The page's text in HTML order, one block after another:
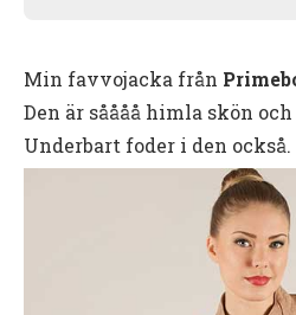
Min favvojacka från
Den är såååå himla skön
Underbart foder i den också.